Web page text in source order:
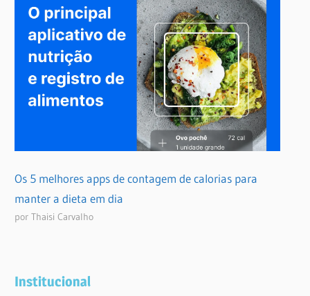
Os 5 melhores apps de contagem de calorias para
manter a dieta em dia
por Thaisi Carvalho
Institucional